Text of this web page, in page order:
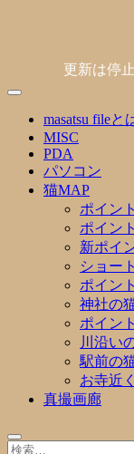
更新は停
masatsu fileと
MISC
PDA
パソコン
猫MAP
ポイン
ポイン
新ポイ
ショー
ポイン
神社の
ポイン
川沿い
駅前の
お寺近
真撮画廊